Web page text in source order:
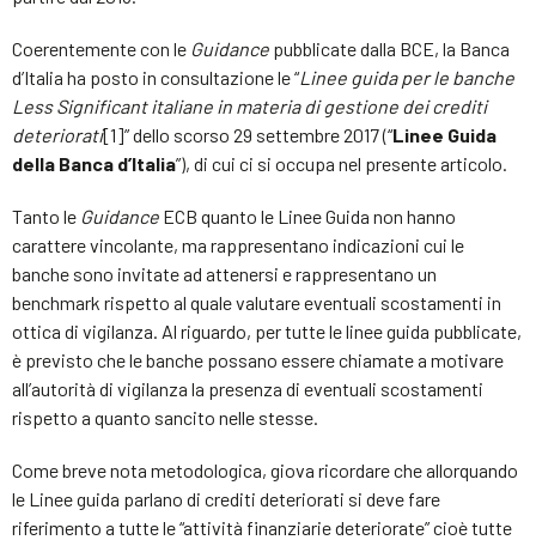
Coerentemente con le Guidance pubblicate dalla BCE, la Banca
d’Italia ha posto in consultazione le “Linee guida per le banche
Less Significant italiane in materia di gestione dei crediti
deteriorati[1]” dello scorso 29 settembre 2017 (“Linee Guida
della Banca d’Italia”), di cui ci si occupa nel presente articolo.
Tanto le Guidance ECB quanto le Linee Guida non hanno
carattere vincolante, ma rappresentano indicazioni cui le
banche sono invitate ad attenersi e rappresentano un
benchmark rispetto al quale valutare eventuali scostamenti in
ottica di vigilanza. Al riguardo, per tutte le linee guida pubblicate,
è previsto che le banche possano essere chiamate a motivare
all’autorità di vigilanza la presenza di eventuali scostamenti
rispetto a quanto sancito nelle stesse.
Come breve nota metodologica, giova ricordare che allorquando
le Linee guida parlano di crediti deteriorati si deve fare
riferimento a tutte le “attività finanziarie deteriorate” cioè tutte